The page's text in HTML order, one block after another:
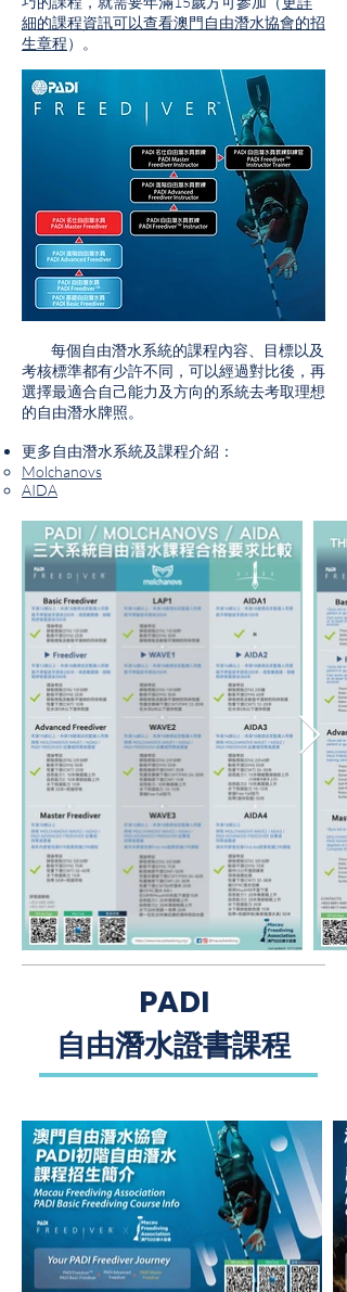
細的課程資訊可以查看澳門自由潛水協會的招
生章程）。
每個自由潛水系統的課程內容、目標以及
考核標準都有少許不同，可以經過對比後，再
選擇最適合自己能力及方向的系統去考取理想
的自由潛水牌照。
更多自由潛水系統及課程介紹：
Molchanovs
AIDA
PADI
自由潛水證書課程